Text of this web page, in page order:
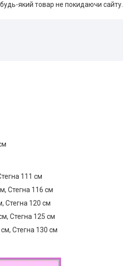
будь-який товар не покидаючи сайту.
111 см
Стегна 116 см
Стегна 120 см
Стегна 125 см
Стегна 130 см